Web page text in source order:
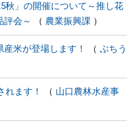
秋」の開催について～推し花
会～
農業振興課
米が登場します！
ぶちう
れます！
山口農林水産事